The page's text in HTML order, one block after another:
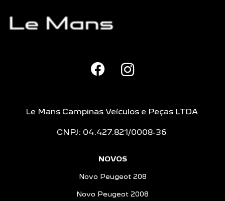
Le Mans Campinas Veículos e Peças LTDA
CNPJ: 04.427.821/0008-36
NOVOS
Novo Peugeot 208
Novo Peugeot 2008